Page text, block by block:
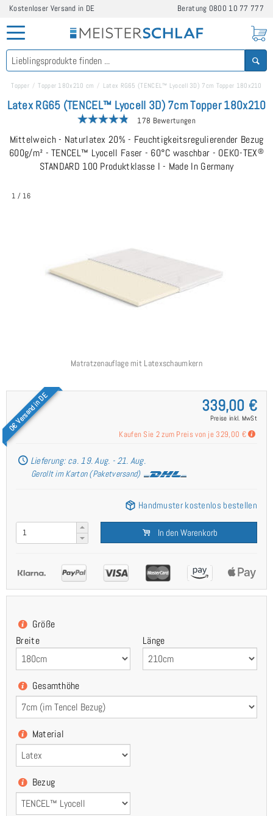
Kostenloser Versand in DE Beratung 0800 10 77 777
Topper Topper 180x210 cm Latex RG65 (TENCEL™ Lyocell 3D) 7cm Topper 180x210
Latex RG65 (TENCEL™ Lyocell 3D) 7cm Topper 180x210
178 Bewertungen
Mittelweich - Naturlatex 20% - Feuchtigkeitsregulierender Bezug
600g/m² - TENCEL™ Lyocell Faser - 60°C waschbar - OEKO-TEX®
STANDARD 100 Produktklasse I - Made In Germany
Matratzenauflage mit Latexschaumkern
1 / 16
0€ Versand in DE 339,00 €
Preise inkl. MwSt
Kaufen Sie 2 zum Preis von je 329,00 €
Lieferung: ca. 19. Aug. - 21. Aug.
Gerollt im Karton (Paketversand)
Handmuster kostenlos bestellen
In den Warenkorb
Größe
Breite
Länge
Gesamthöhe
Material
Bezug